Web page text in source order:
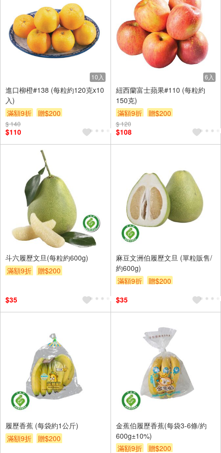
10入
進口柳橙#138 (每粒約120克x10
入)
滿額9折
贈$200
$ 140
$110
6入
紐西蘭富士蘋果#110 (每粒約
150克)
滿額9折
贈$200
$ 120
$108
斗六履歷文旦(每粒約600g)
滿額9折
贈$200
$35
麻豆文洲伯履歷文旦 (單粒販售/
約600g)
滿額9折
贈$200
$35
履歷香蕉 (每袋約1公斤)
滿額9折
贈$200
金蕉伯履歷香蕉(每袋3-6條/約
600g±10%)
滿額9折
贈$200